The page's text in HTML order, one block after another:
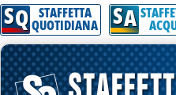
SQ STAFFETTA
QUOTIDIANA SA